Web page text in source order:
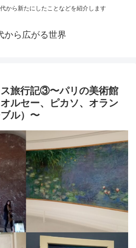
から新たにしたことなどを紹介します
から広がる世界
旅行記③〜パリの美術館
ルセー、ピカソ、オラン
ル）〜